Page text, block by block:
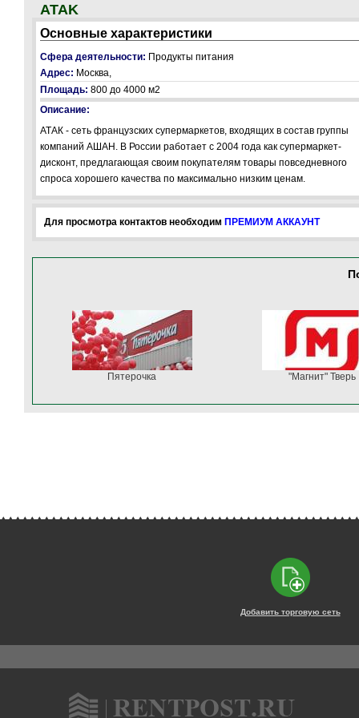
ATAK
Основные характеристики
Сфера деятельности: Продукты питания
Адрес: Москва,
Площадь: 800 до 4000 м2
Описание:
АТАК - сеть французских супермаркетов, входящих в состав группы
компаний АШАН. В России работает с 2004 года как супермаркет-
дисконт, предлагающая своим покупателям товары повседневного
спроса хорошего качества по максимально низким ценам.
Для просмотра контактов необходим ПРЕМИУМ АККАУНТ
Пятерочка "Магнит" Тверь
Добавить торговую сеть